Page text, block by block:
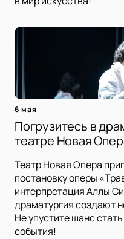
6 мая
Погрузитесь в
театре Новая
Театр Новая Опера
постановку оперы
интерпретация Аллы
драматургия создают
Не упустите шанс
события!